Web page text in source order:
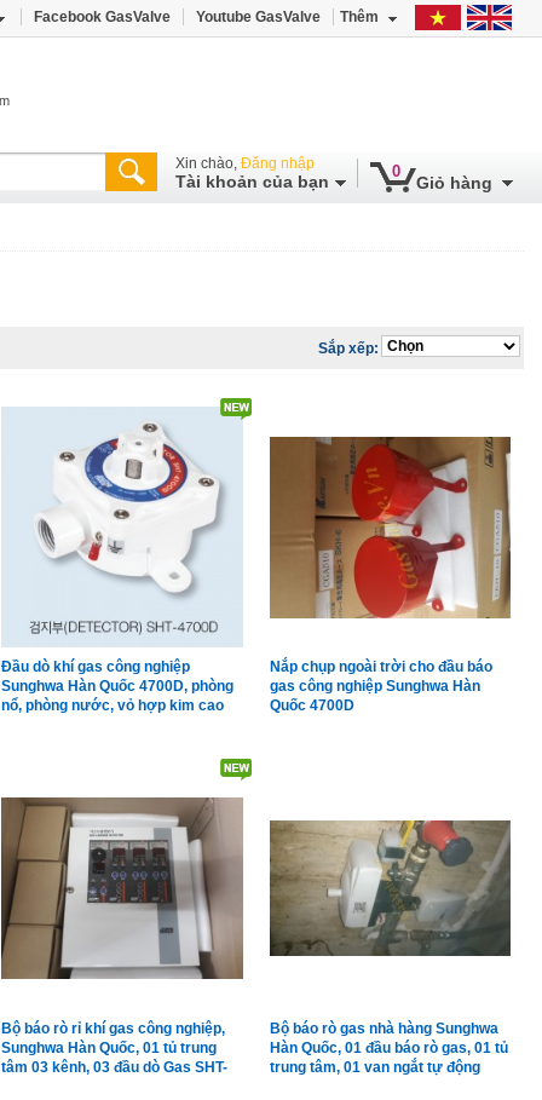
Facebook GasValve Youtube GasValve Thêm
Xin chào, Đăng nhập
Tài khoản của bạn
0
Giỏ hàng
Sắp xếp:
Đầu dò khí gas công nghiệp
Sunghwa Hàn Quốc 4700D, phòng
nổ, phòng nước, vỏ hợp kim cao
Nắp chụp ngoài trời cho đầu báo
gas công nghiệp Sunghwa Hàn
Quốc 4700D
Bộ báo rò rỉ khí gas công nghiệp,
Sunghwa Hàn Quốc, 01 tủ trung
tâm 03 kênh, 03 đầu dò Gas SHT-
Bộ báo rò gas nhà hàng Sunghwa
Hàn Quốc, 01 đầu báo rò gas, 01 tủ
trung tâm, 01 van ngắt tự động